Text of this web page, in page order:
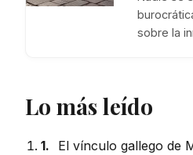
sobre la
Lo más leído
1.
El vínculo gallego de